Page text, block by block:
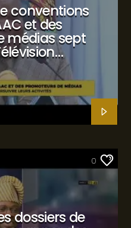
conventions
et des
médias sept
0
dossiers de